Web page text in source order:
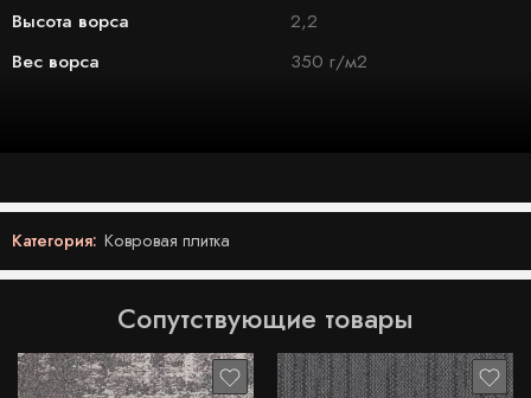
Высота ворса
2,2
Вес ворса
350 г/м2
Категория: Ковровая плитка
Сопутствующие товары